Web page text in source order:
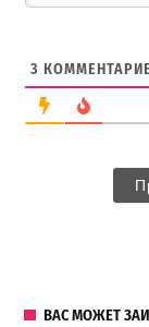
3
ВАС МОЖЕТ